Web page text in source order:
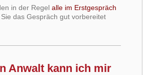
in der Regel alle im Erstgespräch
das Gespräch gut vorbereitet
Anwalt kann ich mir